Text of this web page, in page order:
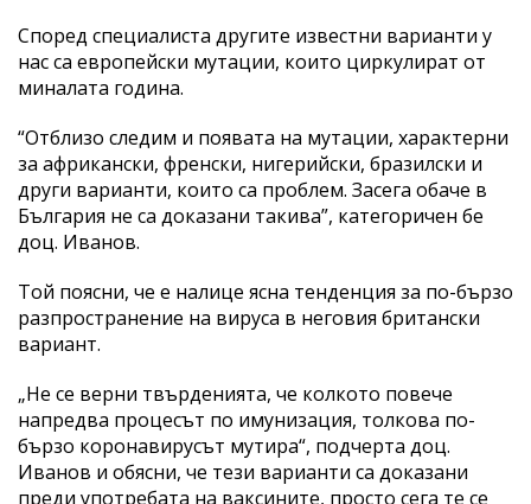
Според специалиста другите известни варианти у
нас са европейски мутации, които циркулират от
миналата година.
“Отблизо следим и появата на мутации, характерни
за африкански, френски, нигерийски, бразилски и
други варианти, които са проблем. Засега обаче в
България не са доказани такива”, категоричен бе
доц. Иванов.
Той поясни, че е налице ясна тенденция за по-бързо
разпространение на вируса в неговия британски
вариант.
„Не се верни твърденията, че колкото повече
напредва процесът по имунизация, толкова по-
бързо коронавирусът мутира“, подчерта доц.
Иванов и обясни, че тези варианти са доказани
преди употребата на ваксините, просто сега те се